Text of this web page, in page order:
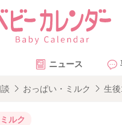
ニュース
おっぱい・ミルク 生
ルク